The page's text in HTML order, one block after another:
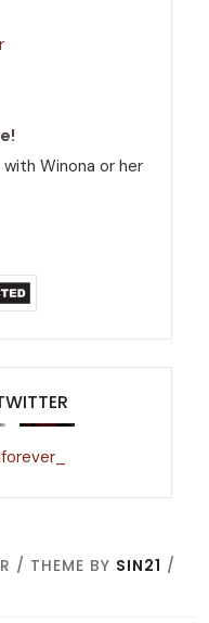
Winona or her
/ THEME BY SIN21 /